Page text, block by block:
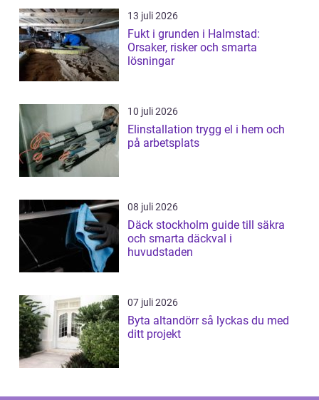
13 juli 2026
Fukt i grunden i Halmstad:
Orsaker, risker och smarta
lösningar
10 juli 2026
Elinstallation trygg el i hem och
på arbetsplats
08 juli 2026
Däck stockholm guide till säkra
och smarta däckval i
huvudstaden
07 juli 2026
Byta altandörr så lyckas du med
ditt projekt